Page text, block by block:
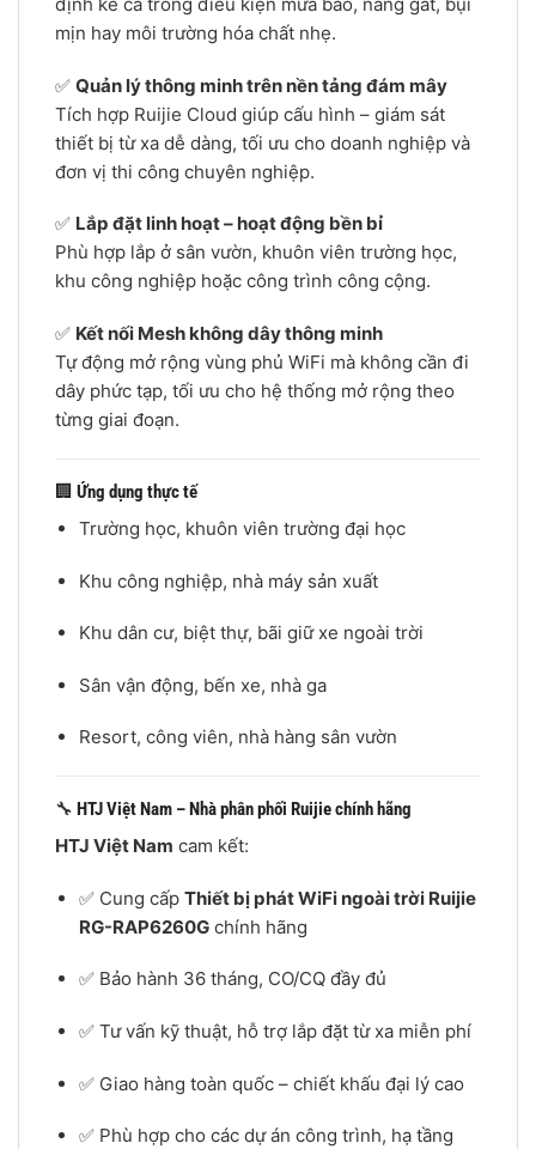
định kể cả trong điều kiện mưa bão, nắng gắt, bụi
mịn hay môi trường hóa chất nhẹ.
✅ Quản lý thông minh trên nền tảng đám mây
Tích hợp Ruijie Cloud giúp cấu hình – giám sát
thiết bị từ xa dễ dàng, tối ưu cho doanh nghiệp và
đơn vị thi công chuyên nghiệp.
✅ Lắp đặt linh hoạt – hoạt động bền bỉ
Phù hợp lắp ở sân vườn, khuôn viên trường học,
khu công nghiệp hoặc công trình công cộng.
✅ Kết nối Mesh không dây thông minh
Tự động mở rộng vùng phủ WiFi mà không cần đi
dây phức tạp, tối ưu cho hệ thống mở rộng theo
từng giai đoạn.
🏢 Ứng dụng thực tế
Trường học, khuôn viên trường đại học
Khu công nghiệp, nhà máy sản xuất
Khu dân cư, biệt thự, bãi giữ xe ngoài trời
Sân vận động, bến xe, nhà ga
Resort, công viên, nhà hàng sân vườn
🔧 HTJ Việt Nam – Nhà phân phối Ruijie chính hãng
HTJ Việt Nam cam kết:
✅ Cung cấp Thiết bị phát WiFi ngoài trời Ruijie
RG-RAP6260Gchính hãng
✅ Bảo hành 36 tháng, CO/CQ đầy đủ
✅ Tư vấn kỹ thuật, hỗ trợ lắp đặt từ xa miễn phí
✅ Giao hàng toàn quốc – chiết khấu đại lý cao
✅ Phù hợp cho các dự án công trình, hạ tầng